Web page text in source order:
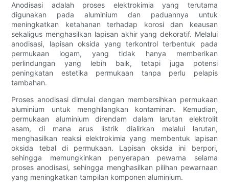
Anodisasi adalah proses elektrokimia yang terutama
digunakan pada aluminium dan paduannya untuk
meningkatkan ketahanan terhadap korosi dan keausan
sekaligus menghasilkan lapisan akhir yang dekoratif. Melalui
anodisasi, lapisan oksida yang terkontrol terbentuk pada
permukaan logam, yang tidak hanya memberikan
perlindungan yang lebih baik, tetapi juga potensi
peningkatan estetika permukaan tanpa perlu pelapis
tambahan.
Proses anodisasi dimulai dengan membersihkan permukaan
aluminium untuk menghilangkan kontaminan. Kemudian,
permukaan aluminium direndam dalam larutan elektrolit
asam, di mana arus listrik dialirkan melalui larutan,
menghasilkan reaksi elektrokimia yang membentuk lapisan
oksida tebal di permukaan. Lapisan oksida ini berpori,
sehingga memungkinkan penyerapan pewarna selama
proses anodisasi, sehingga menghasilkan pilihan pewarnaan
yang meningkatkan tampilan komponen aluminium.